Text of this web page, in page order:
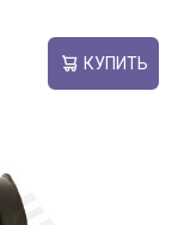
КУПИТЬ